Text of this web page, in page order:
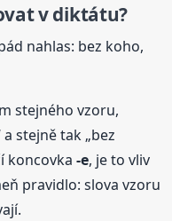
v diktátu?
nahlas: bez koho,
stejného vzoru,
a stejně tak „bez
koncovka-e, je to vliv
pravidlo: slova vzoru